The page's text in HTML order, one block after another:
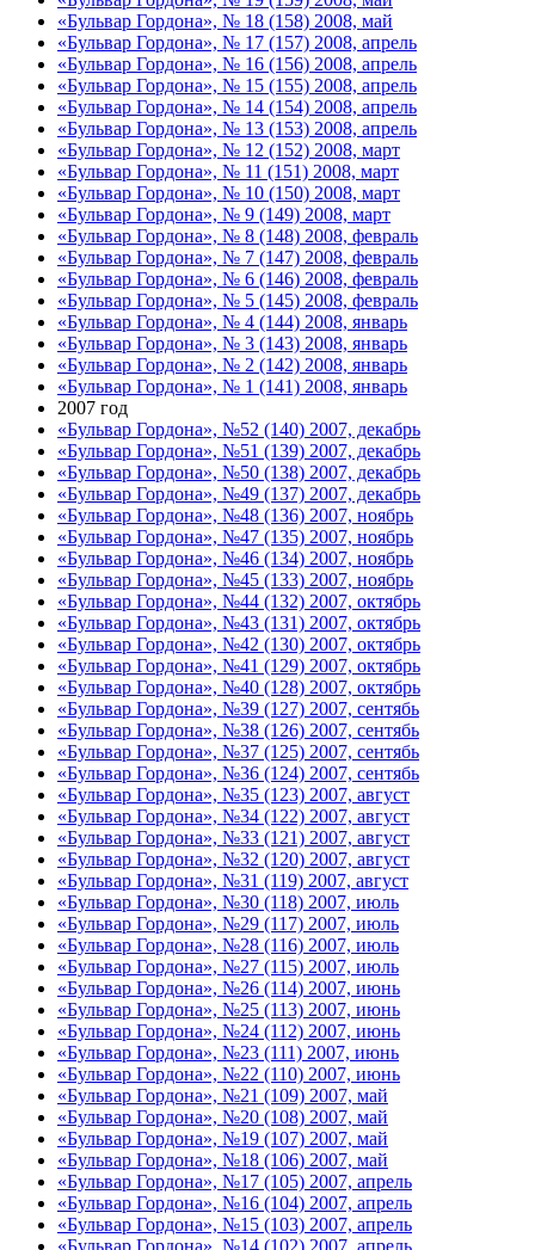
«Бульвар Гордона», № 18 (158) 2008, май
«Бульвар Гордона», № 17 (157) 2008, апрель
«Бульвар Гордона», № 16 (156) 2008, апрель
«Бульвар Гордона», № 15 (155) 2008, апрель
«Бульвар Гордона», № 14 (154) 2008, апрель
«Бульвар Гордона», № 13 (153) 2008, апрель
«Бульвар Гордона», № 12 (152) 2008, март
«Бульвар Гордона», № 11 (151) 2008, март
«Бульвар Гордона», № 10 (150) 2008, март
«Бульвар Гордона», № 9 (149) 2008, март
«Бульвар Гордона», № 8 (148) 2008, февраль
«Бульвар Гордона», № 7 (147) 2008, февраль
«Бульвар Гордона», № 6 (146) 2008, февраль
«Бульвар Гордона», № 5 (145) 2008, февраль
«Бульвар Гордона», № 4 (144) 2008, январь
«Бульвар Гордона», № 3 (143) 2008, январь
«Бульвар Гордона», № 2 (142) 2008, январь
«Бульвар Гордона», № 1 (141) 2008, январь
2007 год
«Бульвар Гордона», №52 (140) 2007, декабрь
«Бульвар Гордона», №51 (139) 2007, декабрь
«Бульвар Гордона», №50 (138) 2007, декабрь
«Бульвар Гордона», №49 (137) 2007, декабрь
«Бульвар Гордона», №48 (136) 2007, ноябрь
«Бульвар Гордона», №47 (135) 2007, ноябрь
«Бульвар Гордона», №46 (134) 2007, ноябрь
«Бульвар Гордона», №45 (133) 2007, ноябрь
«Бульвар Гордона», №44 (132) 2007, октябрь
«Бульвар Гордона», №43 (131) 2007, октябрь
«Бульвар Гордона», №42 (130) 2007, октябрь
«Бульвар Гордона», №41 (129) 2007, октябрь
«Бульвар Гордона», №40 (128) 2007, октябрь
«Бульвар Гордона», №39 (127) 2007, сентябь
«Бульвар Гордона», №38 (126) 2007, сентябь
«Бульвар Гордона», №37 (125) 2007, сентябь
«Бульвар Гордона», №36 (124) 2007, сентябь
«Бульвар Гордона», №35 (123) 2007, август
«Бульвар Гордона», №34 (122) 2007, август
«Бульвар Гордона», №33 (121) 2007, август
«Бульвар Гордона», №32 (120) 2007, август
«Бульвар Гордона», №31 (119) 2007, август
«Бульвар Гордона», №30 (118) 2007, июль
«Бульвар Гордона», №29 (117) 2007, июль
«Бульвар Гордона», №28 (116) 2007, июль
«Бульвар Гордона», №27 (115) 2007, июль
«Бульвар Гордона», №26 (114) 2007, июнь
«Бульвар Гордона», №25 (113) 2007, июнь
«Бульвар Гордона», №24 (112) 2007, июнь
«Бульвар Гордона», №23 (111) 2007, июнь
«Бульвар Гордона», №22 (110) 2007, июнь
«Бульвар Гордона», №21 (109) 2007, май
«Бульвар Гордона», №20 (108) 2007, май
«Бульвар Гордона», №19 (107) 2007, май
«Бульвар Гордона», №18 (106) 2007, май
«Бульвар Гордона», №17 (105) 2007, апрель
«Бульвар Гордона», №16 (104) 2007, апрель
«Бульвар Гордона», №15 (103) 2007, апрель
«Бульвар Гордона», №14 (102) 2007, апрель